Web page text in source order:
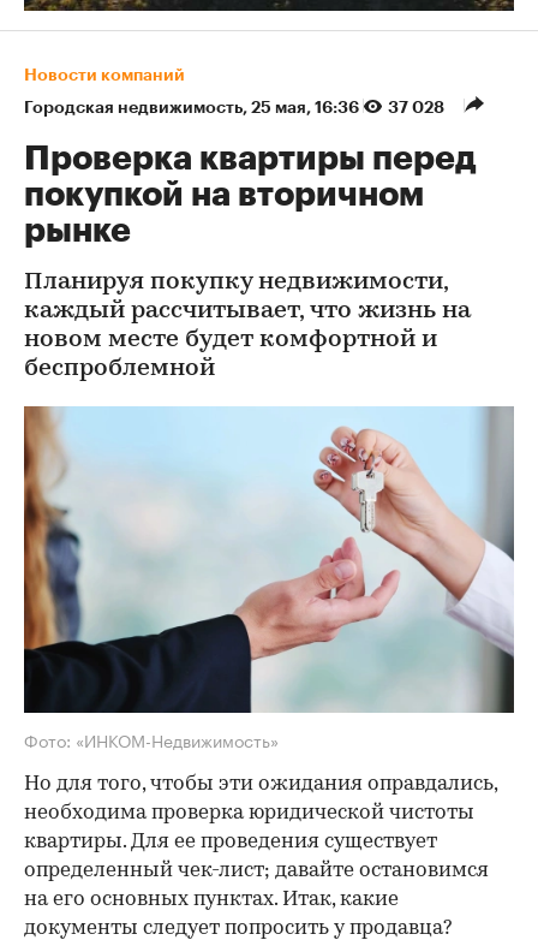
Новости компаний
Городская недвижимость⁠, 25 мая, 16:36 37 028
Проверка квартиры перед
покупкой на вторичном
рынке
Планируя покупку недвижимости,
каждый рассчитывает, что жизнь на
новом месте будет комфортной и
беспроблемной
Фото: «ИНКОМ-Недвижимость»
Но для того, чтобы эти ожидания оправдались,
необходима проверка юридической чистоты
квартиры. Для ее проведения существует
определенный чек-лист; давайте остановимся
на его основных пунктах. Итак, какие
документы следует попросить у продавца?